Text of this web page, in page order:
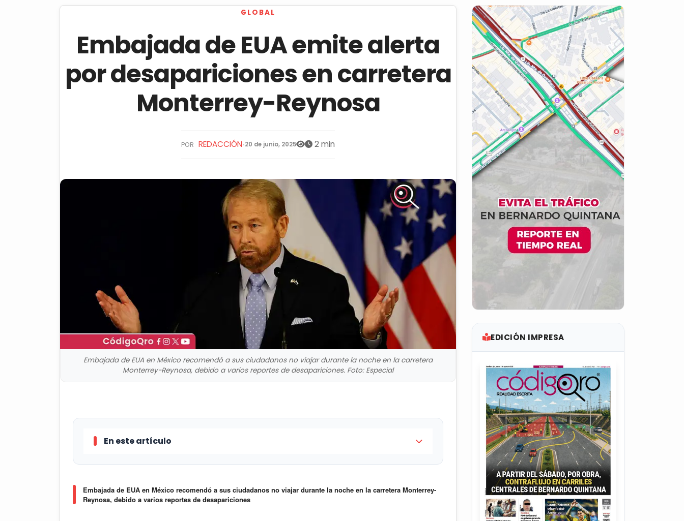
GLOBAL
Embajada de EUA emite alerta
por desapariciones en carretera
Monterrey-Reynosa
POR REDACCIÓN•20 de junio, 2025 2 min
Embajada de EUA en México recomendó a sus ciudadanos no viajar durante la noche en la carretera
Monterrey-Reynosa, debido a varios reportes de desapariciones. Foto: Especial
En este artículo
Jueza impide a Trump prohibir inscripción de estudiantes extranjeros en Harvard
Embajada de EUA en México recomendó a sus ciudadanos no viajar durante la noche en la carretera Monterrey-
Reynosa, debido a varios reportes de desapariciones
EDICIÓN IMPRESA